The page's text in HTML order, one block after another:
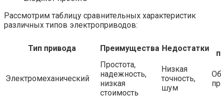
Рассмотрим таблицу сравнительных характеристик
различных типов электроприводов:
Тип привода Преимущества Недостатки
Электромеханический
Простота,
надежность,
низкая
стоимость
Низкая
точность,
шум